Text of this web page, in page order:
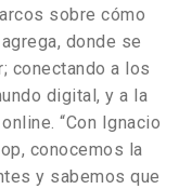
sobre cómo
donde se
conectando a los
digital, y a la
“Con Ignacio
conocemos la
y sabemos que